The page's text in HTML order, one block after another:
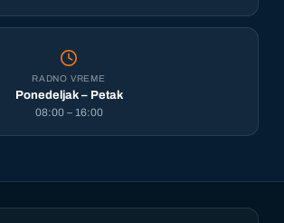
RADNO VREME
Ponedeljak – Petak
08:00 – 16:00